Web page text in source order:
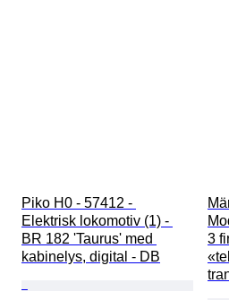
Piko H0 - 57412 -
Elektrisk lokomotiv (1) -
BR 182 'Taurus' med
kabinelys, digital - DB
3